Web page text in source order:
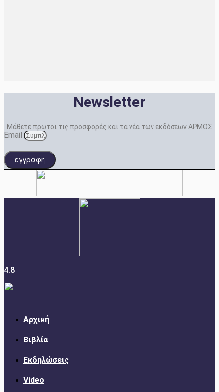
Newsletter
Μάθετε πρώτοι τις προσφορές και τα νέα των εκδόσεων ΑΡΜΟΣ
Email
εγγραφη
4.8
Αρχική
Βιβλία
Εκδηλώσεις
Video